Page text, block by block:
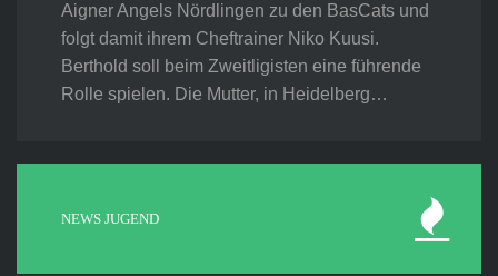
Aigner Angels Nördlingen zu den BasCats und
folgt damit ihrem Cheftrainer Niko Kuusi.
Berthold soll beim Zweitligisten eine führende
Rolle spielen. Die Mutter, in Heidelberg…
NEWS JUGEND